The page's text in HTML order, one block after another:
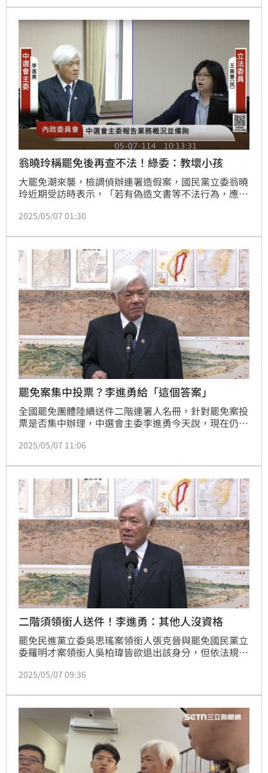
怒嗆「你身為委員怎麼會拿毫無關聯的案子提出質疑？
提這個案子無助於掩飾你們組織性犯罪。」
翁曉玲稱罷免後再查不法！綠委：教壞小孩
大罷免潮來襲，檢調偵辦連署造假案，國民黨立委翁曉
玲近期受訪時表示，「若有偽造文書等不法行為，應待
委王美惠今（7日）在立法院內政委員會質詢痛批，這
說出這樣的話，實在是「教壞小孩」；而中選會主委李
進勇也說，發現時就應立即告發，以確保犯罪追訴能夠
有效進行。
2025/05/07 01:30
罷免案集中投票？李進勇給「這個答案」
全國罷免團體陸續送件二階連署人名冊，針對罷免案投
票是否集中辦理，中選會主委李進勇今天說，現在仍陸
票時間，一切等狀況明朗後再提到中選會委員會做最後
2025/05/07 11:06
二階須領銜人送件！李進勇：其他人沒資格
罷免民進黨立委吳思瑤案領銜人張克晉與罷免國民黨立
委羅明才案領銜人吳柏瑋皆欲退出該身分，但依法規
提議人總數1/2以上書面同意，再由備補領銜人遞補為
訪表示，送件一定要領銜人來送，其他人沒有資格送
件。
2025/05/07 09:36